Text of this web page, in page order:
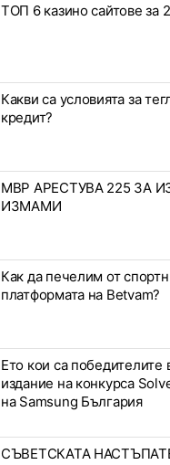
ТОП 6 казино сайтове за
Какви са условията за
кредит?
МВР АРЕСТУВА 225 ЗА
ИЗМАМИ
Как да печелим от
платформата на Betvam?
Ето кои са победителите
издание на конкурса
на Samsung България
СЪВЕТСКАТА